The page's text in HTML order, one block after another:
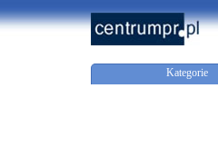
Kategorie